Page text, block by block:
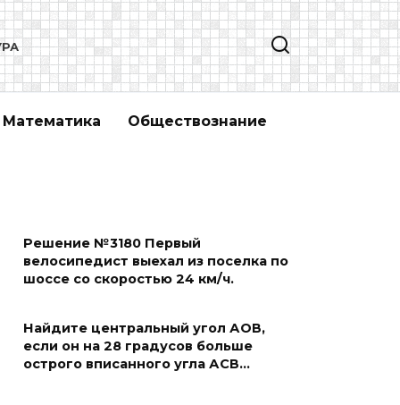
Математика Обществознание
Решение №3180 Первый
велосипедист выехал из поселка по
шоссе со скоростью 24 км/ч.
Найдите центральный угол АОВ,
если он на 28 градусов больше
острого вписанного угла АСВ…